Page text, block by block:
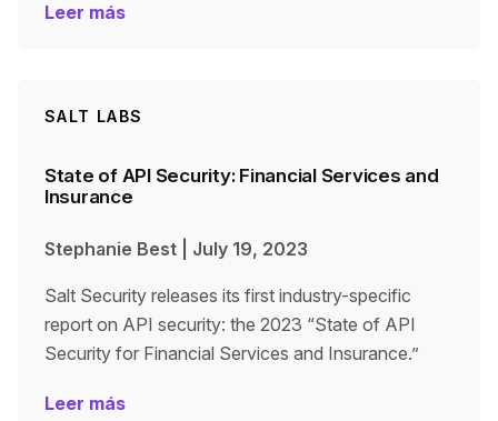
Leer más
SALT LABS
State of API Security: Financial Services and
Insurance
Stephanie Best July 19, 2023
Salt Security releases its first industry-specific
report on API security: the 2023 “State of API
Security for Financial Services and Insurance.”
Leer más